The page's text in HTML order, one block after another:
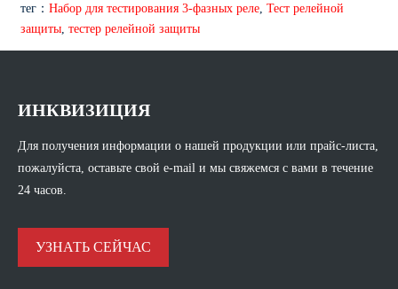
тег： Набор для тестирования 3-фазных реле, Тест релейной
защиты, тестер релейной защиты
ИНКВИЗИЦИЯ
Для получения информации о нашей продукции или прайс-листа,
пожалуйста, оставьте свой e-mail и мы свяжемся с вами в течение
24 часов.
УЗНАТЬ СЕЙЧАС